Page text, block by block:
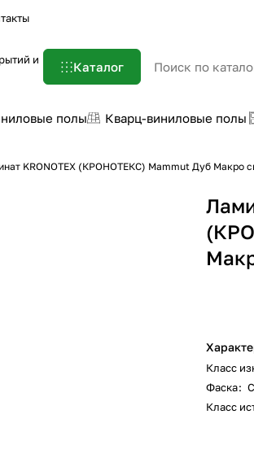
и
Каталог
полы Кварц-виниловые полы
KRONOTEX (КРОНОТЕКС) Mammut Дуб Макро
Класс
Фаска:
Класс